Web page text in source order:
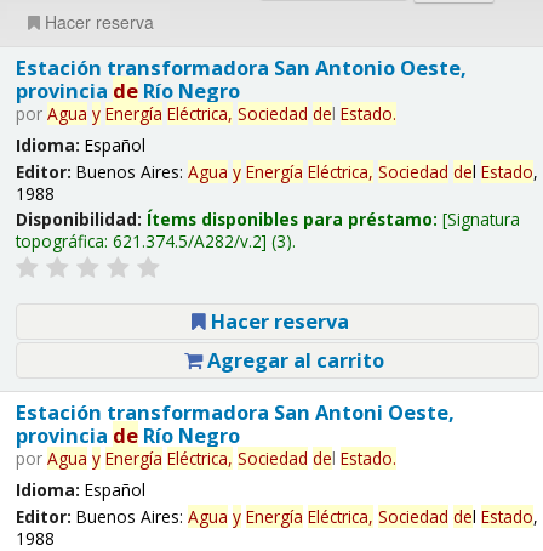
Hacer reserva
Estación transformadora San Antonio Oeste,
provincia deRío Negro
por Agua y Energía Eléctrica, Sociedad del Estado.
Idioma: Español
Editor: Buenos Aires: Agua y Energía Eléctrica, Sociedad del Estado,
1988
Disponibilidad: Ítems disponibles para préstamo: Signatura
topográfica: 621.374.5/A282/v.2 (3).
Hacer reserva
Agregar al carrito
Estación transformadora San Antoni Oeste,
provincia deRío Negro
por Agua y Energía Eléctrica, Sociedad del Estado.
Idioma: Español
Editor: Buenos Aires: Agua y Energía Eléctrica, Sociedad del Estado,
1988